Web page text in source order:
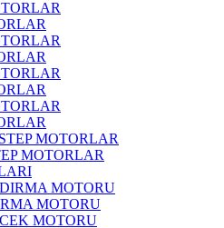
MOTORLAR
MOTORU